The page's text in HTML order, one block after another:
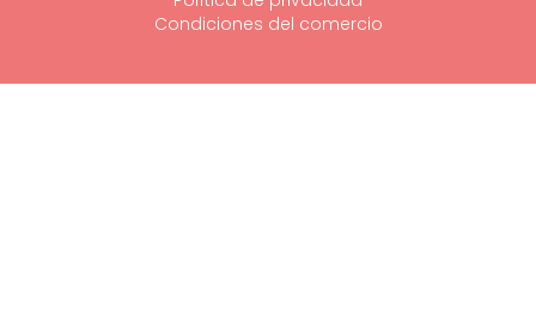
Condiciones del comercio